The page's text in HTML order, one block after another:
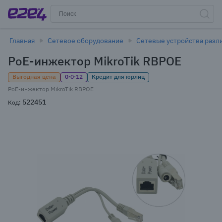
Главная Сетевое оборудование Сетевые устройства
PoE-инжектор MikroTik RBPOE
Выгодная цена 0·0·12
Кредит для юрлиц
PoE-инжектор MikroTik RBPOE
Код: 522451